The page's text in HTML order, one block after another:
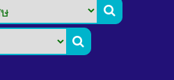

